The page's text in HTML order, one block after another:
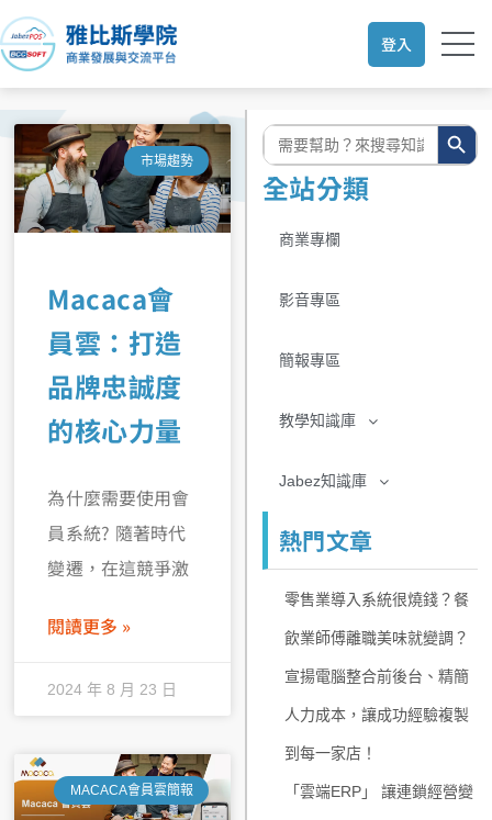
至
主
登入
市場趨勢
Macaca會
員雲：打造
品牌忠誠度
的核心力量
為什麼需要使用會
員系統? 隨著時代
變遷，在這競爭激
閱讀更多 »
2024 年 8 月 23 日
MACACA會員雲簡報
搜
尋:
搜尋按鈕
全站分類
商業專欄
影音專區
簡報專區
教學知識庫
Jabez知識庫
熱門文章
零售業導入系統很燒錢？餐
飲業師傅離職美味就變調？
宣揚電腦整合前後台、精簡
人力成本，讓成功經驗複製
到每一家店！
「雲端ERP」 讓連鎖經營變